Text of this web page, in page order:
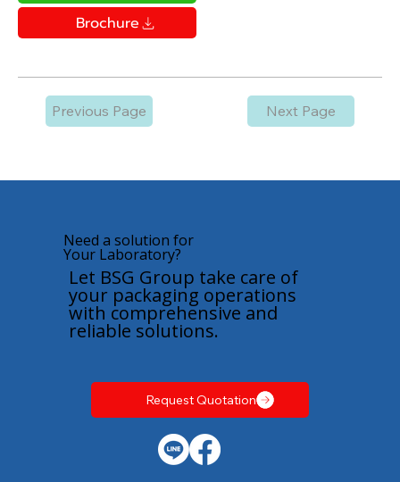
Brochure
Previous Page Next Page
Need a solution for
Your Laboratory?
Let BSG Group take care of
your packaging operations
with comprehensive and
reliable solutions.
Request Quotation